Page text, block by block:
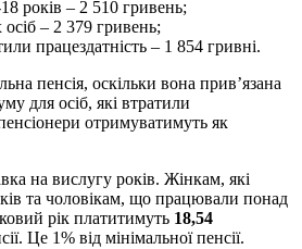
років – 2 510 гривень;
– 2 379 гривень;
працездатність – 1 854 гривні.
пенсія, оскільки вона прив’язана
для осіб, які втратили
отримуватимуть як
на вислугу років. Жінкам, які
та чоловікам, що працювали понад
рік платитимуть 18,54
Це 1% від мінімальної пенсії.